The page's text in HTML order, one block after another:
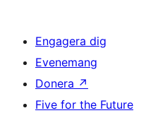
Engagera dig
Evenemang
Donera ↗
Five for the Future